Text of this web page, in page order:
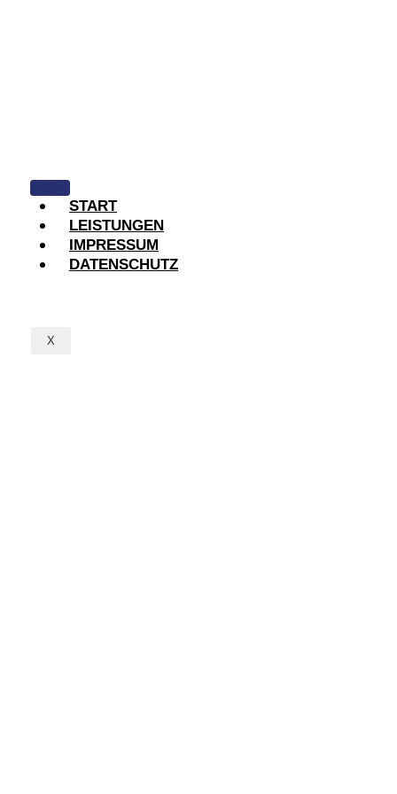
START
LEISTUNGEN
IMPRESSUM
DATENSCHUTZ
X